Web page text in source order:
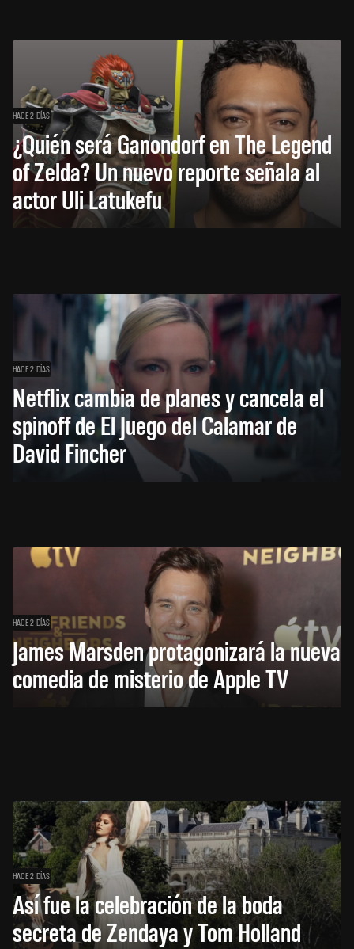
HACE 2 DÍAS
¿Quién será Ganondorf en The Legend
of Zelda? Un nuevo reporte señala al
actor Uli Latukefu
HACE 2 DÍAS
Netflix cambia de planes y cancela el
spinoff de El Juego del Calamar de
David Fincher
HACE 2 DÍAS
James Marsden protagonizará la nueva
comedia de misterio de Apple TV
HACE 2 DÍAS
Así fue la celebración de la boda
secreta de Zendaya y Tom Holland